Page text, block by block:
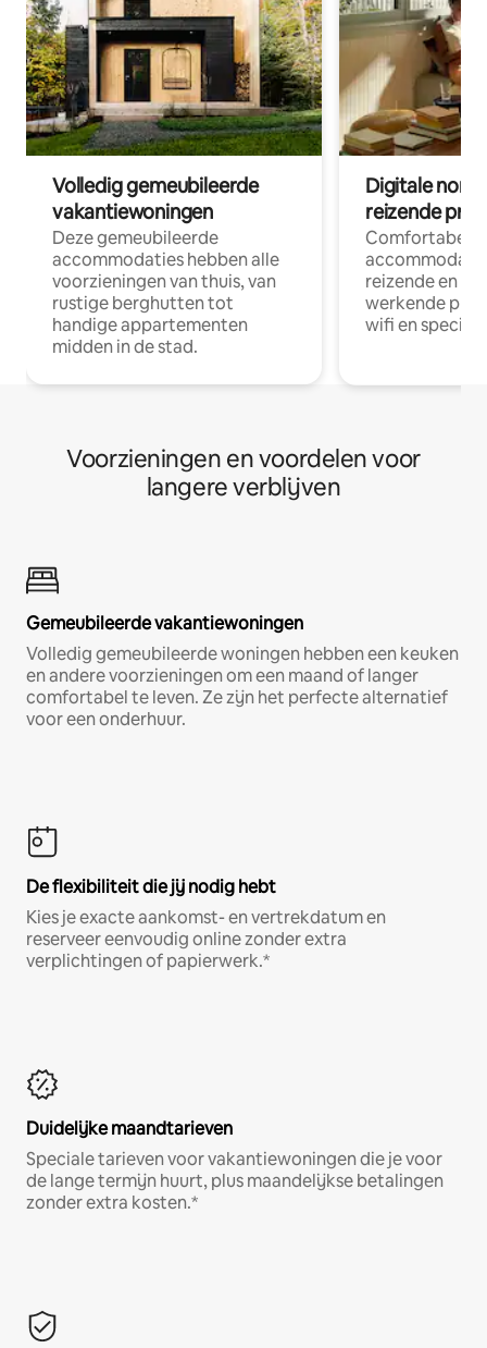
Volledig gemeubileerde
vakantiewoningen
Deze gemeubileerde
accommodaties hebben alle
voorzieningen van thuis, van
rustige berghutten tot
handige appartementen
midden in de stad.
Digitale
reizende
Comfortabele
reizende en
werkende
wifi en
Voorzieningen en voordelen voor
langere verblijven
Gemeubileerde vakantiewoningen
Volledig gemeubileerde woningen hebben een keuken
en andere voorzieningen om een maand of langer
comfortabel te leven. Ze zijn het perfecte alternatief
voor een onderhuur.
De flexibiliteit die jij nodig hebt
Kies je exacte aankomst- en vertrekdatum en
reserveer eenvoudig online zonder extra
verplichtingen of papierwerk.*
Duidelijke maandtarieven
Speciale tarieven voor vakantiewoningen die je voor
de lange termijn huurt, plus maandelijkse betalingen
zonder extra kosten.*